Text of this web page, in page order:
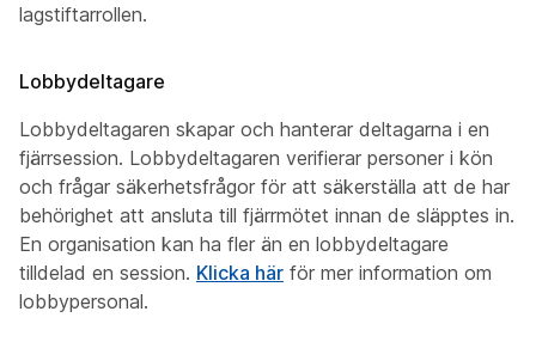
lagstiftarrollen.
Lobbydeltagare
Lobbydeltagaren skapar och hanterar deltagarna i en
fjärrsession. Lobbydeltagaren verifierar personer i kön
och frågar säkerhetsfrågor för att säkerställa att de har
behörighet att ansluta till fjärrmötet innan de släpptes in.
En organisation kan ha fler än en lobbydeltagare
tilldelad en session. Klicka här för mer information om
lobbypersonal.